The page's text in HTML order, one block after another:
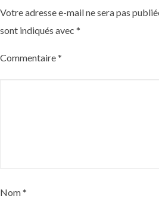
Votre adresse e-mail ne sera pas
sont indiqués avec *
Commentaire*
Nom*